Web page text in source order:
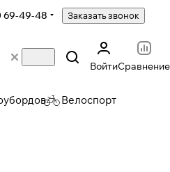
69-49-48 Заказать звонок
ВойтиСравнение
Велоспорт